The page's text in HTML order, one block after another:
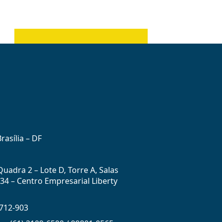
– DF
2 – Lote D, Torre A, Salas
– Centro Empresarial Liberty
903